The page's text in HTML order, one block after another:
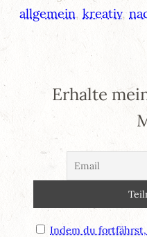
allgemein, kreativ,
Erhalte
Indem du